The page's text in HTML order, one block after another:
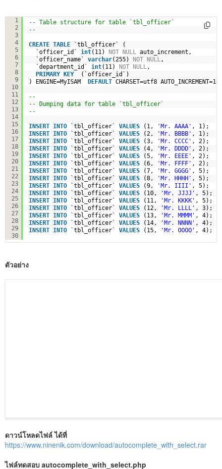
1
2
3
4
5
6
7
8
9
10
11
12
13
14
15
16
17
18
19
20
21
22
23
24
25
26
27
28
29
30
-- Table structure for table `tbl_officer`
--
CREATE TABLE
`tbl_officer` (
`officer_id` int(11) NOT NULL
auto_increment,
`officer_name` varchar(255) NOT NULL ,
`department_id` int(11) NOT NULL ,
PRIMARY KEY
(`officer_id`)
) ENGINE=MyISAM DEFAULT CHARSET=utf8
--
-- Dumping data for table `tbl_officer`
--
INSERT INTO `tbl_officer` VALUES (1, 'Mr. AAAA' , 1);
INSERT INTO `tbl_officer` VALUES (2, 'Mr. BBBB' , 1);
INSERT INTO `tbl_officer` VALUES (3, 'Mr. CCCC' , 2);
INSERT INTO `tbl_officer` VALUES (4, 'Mr. DDDD' , 2);
INSERT INTO `tbl_officer` VALUES (5, 'Mr. EEEE' , 2);
INSERT INTO `tbl_officer` VALUES (6, 'Mr. FFFF' , 2);
INSERT INTO `tbl_officer` VALUES (7, 'Mr. GGGG' , 5);
INSERT INTO `tbl_officer` VALUES (8, 'Mr. HHHH' , 5);
INSERT INTO `tbl_officer` VALUES (9, 'Mr. IIII' , 5);
INSERT INTO `tbl_officer` VALUES (10, 'Mr. JJJJ' , 5);
INSERT INTO `tbl_officer` VALUES (11, 'Mr. KKKK' , 5);
INSERT INTO `tbl_officer` VALUES (12, 'Mr. LLLL' , 3);
INSERT INTO `tbl_officer` VALUES (13, 'Mr. MMMM' , 4);
INSERT INTO `tbl_officer` VALUES (14, 'Mr. NNNN' , 4);
INSERT INTO `tbl_officer` VALUES (15, 'Mr. OOOO' , 4);
ตัวอย่าง
ดาวน์โหลดไฟล์ ได้ที่
https://www.ninenik.com/download/autocomplete_with_select.rar
ไฟล์ทดสอบ autocomplete_with_select.php